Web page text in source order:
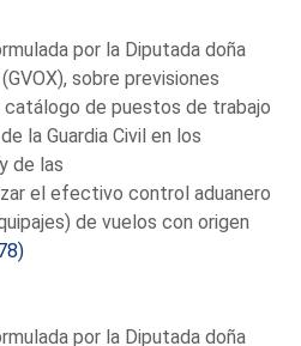
por la Diputada doña
sobre previsiones
de puestos de trabajo
la Guardia Civil en los
de las
el efectivo control aduanero
de vuelos con origen
por la Diputada doña